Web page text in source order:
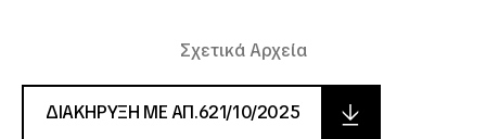
Σχετικά Αρχεία
ΔΙΑΚΗΡΥΞΗ ΜΕ ΑΠ.621/10/2025